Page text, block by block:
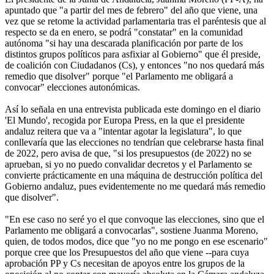
apuntado que "a partir del mes de febrero" del año que viene, una
vez que se retome la actividad parlamentaria tras el paréntesis que al
respecto se da en enero, se podrá "constatar" en la comunidad
autónoma "si hay una descarada planificación por parte de los
distintos grupos políticos para asfixiar al Gobierno" que él preside,
de coalición con Ciudadanos (Cs), y entonces "no nos quedará más
remedio que disolver" porque "el Parlamento me obligará a
convocar" elecciones autonómicas.
Así lo señala en una entrevista publicada este domingo en el diario
'El Mundo', recogida por Europa Press, en la que el presidente
andaluz reitera que va a "intentar agotar la legislatura", lo que
conllevaría que las elecciones no tendrían que celebrarse hasta final
de 2022, pero avisa de que, "si los presupuestos (de 2022) no se
aprueban, si yo no puedo convalidar decretos y el Parlamento se
convierte prácticamente en una máquina de destrucción política del
Gobierno andaluz, pues evidentemente no me quedará más remedio
que disolver".
"En ese caso no seré yo el que convoque las elecciones, sino que el
Parlamento me obligará a convocarlas", sostiene Juanma Moreno,
quien, de todos modos, dice que "yo no me pongo en ese escenario"
porque cree que los Presupuestos del año que viene --para cuya
aprobación PP y Cs necesitan de apoyos entre los grupos de la